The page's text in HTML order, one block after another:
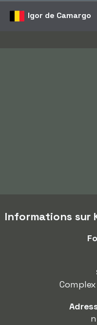
Igor de Camargo
Informations sur